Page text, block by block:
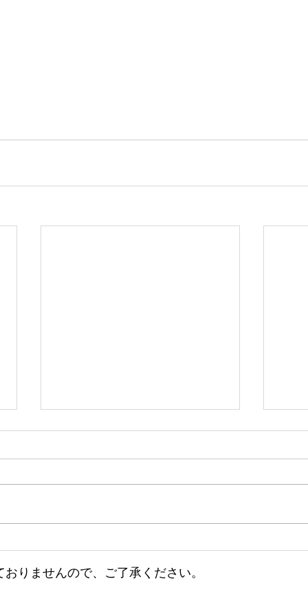
小田深山紅葉マルシェのお知
らせ♫
小
りませんので、ご了承ください。